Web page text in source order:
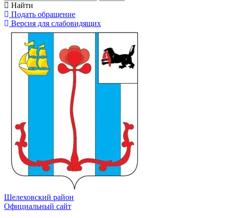
Найти
Подать обращение
Версия для слабовидящих
Шелеховский район
Официальный сайт